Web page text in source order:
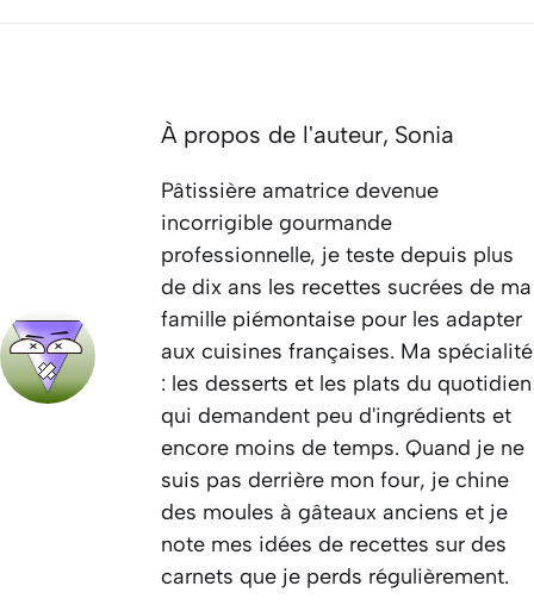
À propos de l'auteur, Sonia
Pâtissière amatrice devenue
incorrigible gourmande
professionnelle, je teste depuis plus
de dix ans les recettes sucrées de ma
famille piémontaise pour les adapter
aux cuisines françaises. Ma spécialité
: les desserts et les plats du quotidien
qui demandent peu d'ingrédients et
encore moins de temps. Quand je ne
suis pas derrière mon four, je chine
des moules à gâteaux anciens et je
note mes idées de recettes sur des
carnets que je perds régulièrement.